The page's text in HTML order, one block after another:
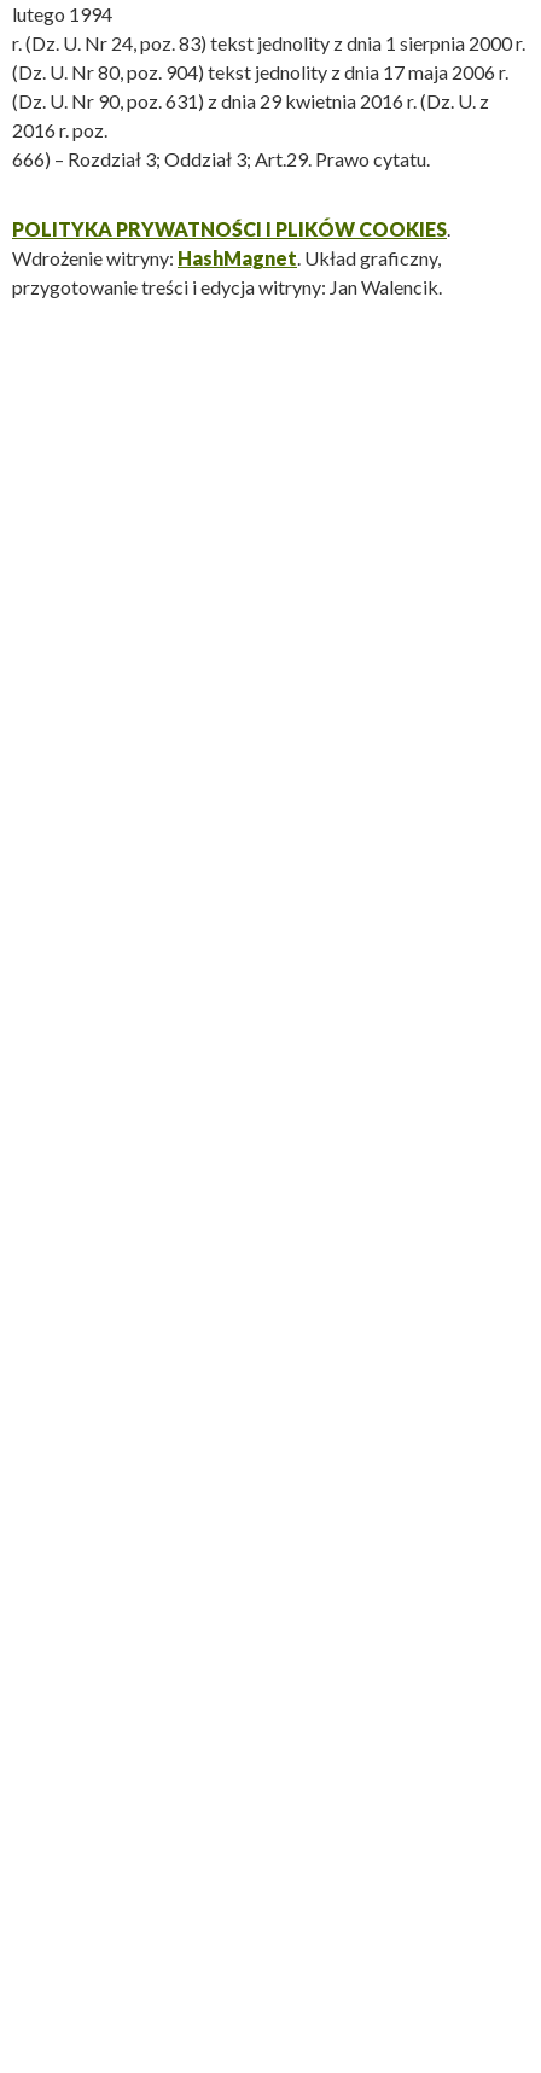
lutego 1994
r. (Dz. U. Nr 24, poz. 83) tekst jednolity z dnia 1 sierpnia 2000 r.
(Dz. U. Nr 80, poz. 904) tekst jednolity z dnia 17 maja 2006 r.
(Dz. U. Nr 90, poz. 631) z dnia 29 kwietnia 2016 r. (Dz. U. z
2016 r. poz.
666) – Rozdział 3; Oddział 3; Art.29. Prawo cytatu.
POLITYKA PRYWATNOŚCI I PLIKÓW COOKIES.
Wdrożenie witryny: HashMagnet. Układ graficzny,
przygotowanie treści i edycja witryny: Jan Walencik.